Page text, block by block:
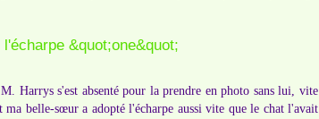
Harrys s'est absenté pour la prendre en photo sans lui, vite
belle-sœur a adopté l'écharpe aussi vite que le chat l'avait